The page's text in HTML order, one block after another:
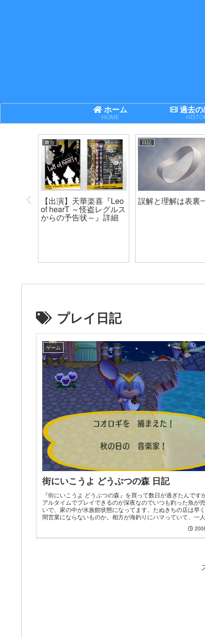
ホーム
HOME
過去の
世代機
舞台
【出演】天華楽喜『Leo
of hearT ～怪盗レグルス
からの予告状～』詳細
日記
誤解と理解は表裏
プレイ日記
ゲーム
街にいこうよ どうぶつの森 日記
『街にいこうよ どうぶつの森』を買って数日が過ぎたんです
アルタイムでプレイできるのが深夜なのでいつも釣った魚が
いで、家の中が水族館状態になってます。たぬきちの店は早
間営業にならないものか。相方が海釣りにハマっていて、一